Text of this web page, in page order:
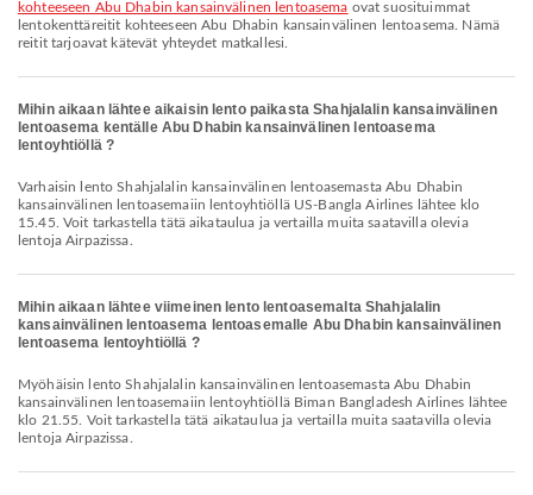
kohteeseen Abu Dhabin kansainvälinen lentoasema ovat suosituimmat
lentokenttäreitit kohteeseen Abu Dhabin kansainvälinen lentoasema. Nämä
reitit tarjoavat kätevät yhteydet matkallesi.
Mihin aikaan lähtee aikaisin lento paikasta Shahjalalin kansainvälinen
lentoasema kentälle Abu Dhabin kansainvälinen lentoasema
lentoyhtiöllä ?
Varhaisin lento Shahjalalin kansainvälinen lentoasemasta Abu Dhabin
kansainvälinen lentoasemaiin lentoyhtiöllä US-Bangla Airlines lähtee klo
15.45. Voit tarkastella tätä aikataulua ja vertailla muita saatavilla olevia
lentoja Airpazissa.
Mihin aikaan lähtee viimeinen lento lentoasemalta Shahjalalin
kansainvälinen lentoasema lentoasemalle Abu Dhabin kansainvälinen
lentoasema lentoyhtiöllä ?
Myöhäisin lento Shahjalalin kansainvälinen lentoasemasta Abu Dhabin
kansainvälinen lentoasemaiin lentoyhtiöllä Biman Bangladesh Airlines lähtee
klo 21.55. Voit tarkastella tätä aikataulua ja vertailla muita saatavilla olevia
lentoja Airpazissa.